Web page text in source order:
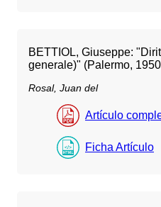
BETTIOL, Giuseppe:
generale)" (Palermo,
Rosal, Juan del
Artículo
Ficha Artículo